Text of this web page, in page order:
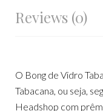
Reviews (0)
O Bong de Vidro
Tabacana, ou seja,
Headshop com